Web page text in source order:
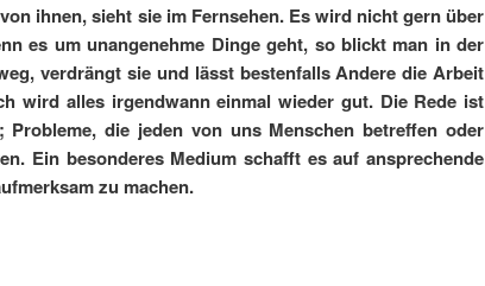
ihnen, sieht sie im Fernsehen. Es wird nicht gern über
es um unangenehme Dinge geht, so blickt man in der
verdrängt sie und lässt bestenfalls Andere die Arbeit
wird alles irgendwann einmal wieder gut. Die Rede ist
Probleme, die jeden von uns Menschen betreffen oder
Ein besonderes Medium schafft es auf ansprechende
zu machen.